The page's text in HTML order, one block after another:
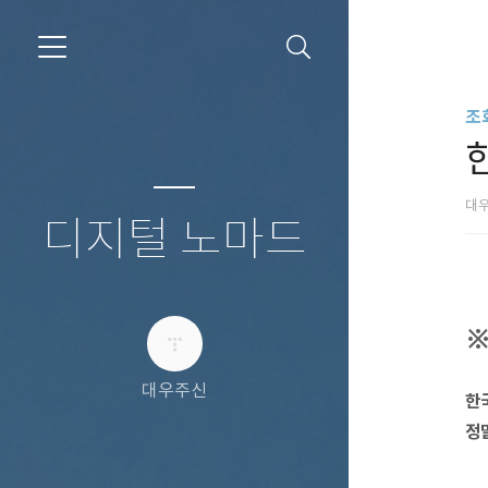
디지털 노마드
대우주신
조
대
※
한
정